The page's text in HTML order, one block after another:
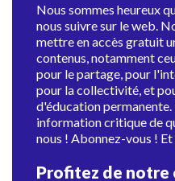
Nous sommes heureux
nous suivre sur le web.
mettre en accès gratuit
contenus, notamment
pour le partage, pour
pour la collectivité, et
d'éducation
information critique de
nous ! Abonnez-vous !
Profitez de